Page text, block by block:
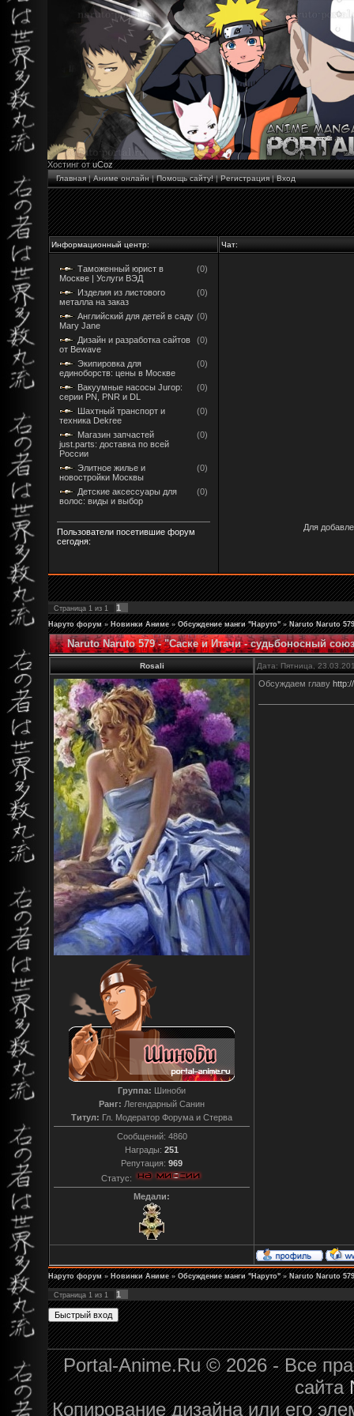
Хостинг отuCoz
Главная|Аниме онлайн|Помощь сайту!|Регистрация|Вход
Информационный центр: Чат:
Таможенный юрист в
Москве | Услуги ВЭД
(0)
Изделия из листового
металла на заказ
(0)
Английский для детей в саду
Mary Jane
(0)
Дизайн и разработка сайтов
от Bewave
(0)
Экипировка для
единоборств: цены в Москве
(0)
Вакуумные насосы Jurop:
серии PN, PNR и DL
(0)
Шахтный транспорт и
техника Dekree
(0)
Магазин запчастей
just.parts: доставка по всей
России
(0)
Элитное жилье и
новостройки Москвы
(0)
Детские аксессуары для
волос: виды и выбор
(0)
Пользователи посетившие форум
сегодня:
Для
Страница 1 из 1 1
Наруто форум » Новинки Аниме » Обсуждение манги "Наруто" » Naruto Naruto
Naruto Naruto 579 - "Саске и Итачи - судьбоносный
Rosali Дата: Пятница,
Группа: Шиноби
Ранг: Легендарный Санин
Титул: Гл. Модератор Форума и Стерва
Сообщений: 4860
Награды: 251
Репутация: 969
Статус:
Медали:
Обсуждаем главу
Наруто форум » Новинки Аниме » Обсуждение манги "Наруто" » Naruto Naruto
Страница 1 из 1 1
Portal-Anime.Ru © 2026 - Все
сайта
Копирование дизайна или его